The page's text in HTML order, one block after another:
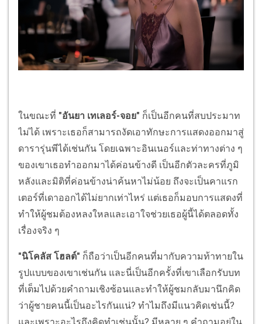
ในขณะที่ "อันยา เทเลอร์-จอย" ก็เป็นอีกคนที่สบประมาท
ไม่ได้ เพราะเธอก็สามารถงัดเอาทักษะการแสดงออกมาสู่
ดารารุ่นพีได้เช่นกัน โดยเฉพาะอินเนอร์และท่าทางต่าง ๆ
ของเขาเธอทำออกมาได้ค่อนข้างดี เป็นอีกตัวละครที่ภูมิ
หลังและมิติที่ค่อนข้างน่าค้นหาไม่น้อย ถึงจะเป็นคาแรก
เตอร์ที่เดาออกได้ไม่ยากเท่าไหร่ แต่เธอก็มอบการแสดงที่
ทำให้ผู้ชมต้องหลงใหลและเอาใจช่วยเธอผู้นี้ได้ตลอดทั้ง
เรื่องจริง ๆ
"นิโคลัส โฮลต์" ก็ถือว่าเป็นอีกคนที่มากับความท้าทายใน
รูปแบบของเขาเช่นกัน และนี่เป็นอีกครั้งที่เขาเลือกรับบท
ที่เต็มไปด้วยคำถามเชิงซ้อนและทำให้ผู้ชมกลับมานึกคิด
ว่าผู้ชายคนนี้เป็นอะไรกันแน่? ทำไมถึงมีแนวคิดเช่นนี้?